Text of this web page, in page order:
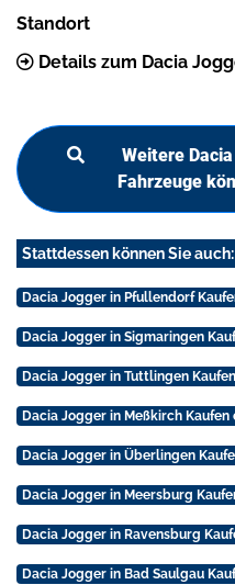
Standort
Details zum Dacia
Weitere
Fahrzeuge
Stattdessen können Sie auch:
Dacia Jogger in Pfullendorf
Dacia Jogger in Sigmaringen
Dacia Jogger in Tuttlingen
Dacia Jogger in Meßkirch Kaufen
Dacia Jogger in Überlingen
Dacia Jogger in Meersburg
Dacia Jogger in Ravensburg
Dacia Jogger in Bad Saulgau